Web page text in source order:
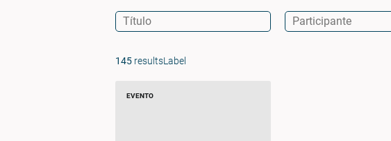
145resultsLabel
EVENTO